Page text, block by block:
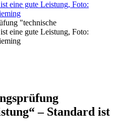
"technische
eine gute Leistung, Foto:
– Standard ist